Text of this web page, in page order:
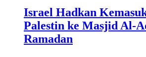
Israel Hadkan
Palestin ke Masjid Al-
Ramadan